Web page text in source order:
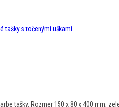
tašky s točenými uškami
tašky. Rozmer 150 x 80 x 400 mm,